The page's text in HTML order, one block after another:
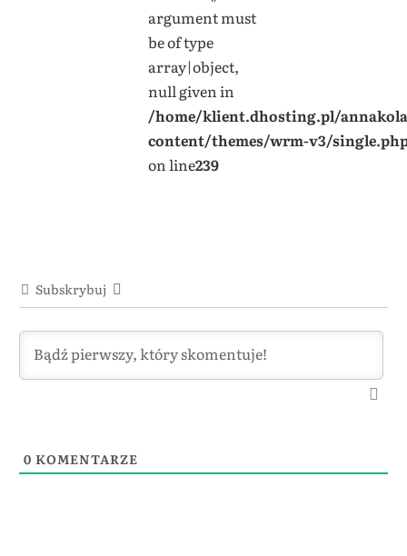
argument must
be of type
array|object,
null given in
/home/klient.dhosting.pl/
content/themes/wrm-v3/
on line239
Subskrybuj
0 KOMENTARZE